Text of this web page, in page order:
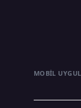
MOBIL